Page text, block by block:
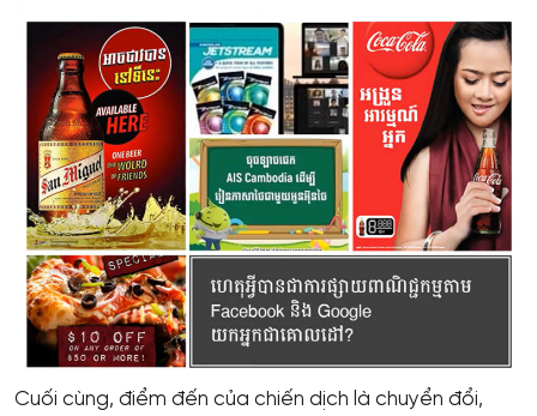
Cuối cùng, điểm đến của chiến dịch là chuyển đổi,